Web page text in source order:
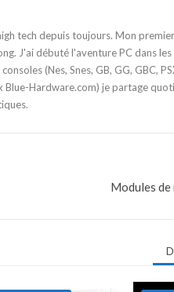
tech depuis toujours. Mon
J'ai débuté l'aventure PC dans les
(Nes, Snes, GB, GG, GBC,
Blue-Hardware.com) je partage
Modules